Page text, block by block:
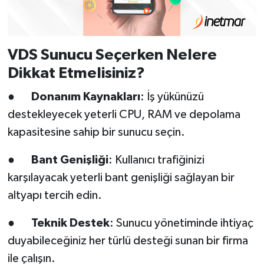
VDS Sunucu Seçerken Nelere
Dikkat Etmelisiniz?
● Donanım Kaynakları: İş yükünüzü
destekleyecek yeterli CPU, RAM ve depolama
kapasitesine sahip bir sunucu seçin.
● Bant Genişliği: Kullanıcı trafiğinizi
karşılayacak yeterli bant genişliği sağlayan bir
altyapı tercih edin.
● Teknik Destek: Sunucu yönetiminde ihtiyaç
duyabileceğiniz her türlü desteği sunan bir firma
ile çalışın.